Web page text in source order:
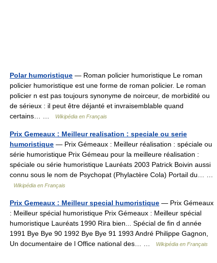
Polar humoristique — Roman policier humoristique Le roman
policier humoristique est une forme de roman policier. Le roman
policier n est pas toujours synonyme de noirceur, de morbidité ou
de sérieux : il peut être déjanté et invraisemblable quand
certains… …
Wikipédia en Français
Prix Gemeaux : Meilleur realisation : speciale ou serie
humoristique — Prix Gémeaux : Meilleur réalisation : spéciale ou
série humoristique Prix Gémeau pour la meilleure réalisation :
spéciale ou série humoristique Lauréats 2003 Patrick Boivin aussi
connu sous le nom de Psychopat (Phylactère Cola) Portail du… …
Wikipédia en Français
Prix Gemeaux : Meilleur special humoristique — Prix Gémeaux
: Meilleur spécial humoristique Prix Gémeaux : Meilleur spécial
humoristique Lauréats 1990 Rira bien... Spécial de fin d année
1991 Bye Bye 90 1992 Bye Bye 91 1993 André Philippe Gagnon,
Un documentaire de l Office national des… …
Wikipédia en Français